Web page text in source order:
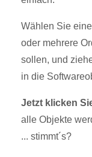
Wählen Sie
oder mehrere
sollen, und
in die
Jetzt klicken
alle Objekte
... stimmt´s?